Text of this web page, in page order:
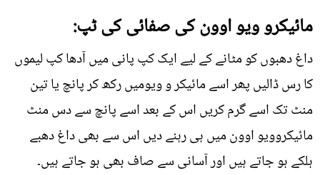
مائیکرو ویو اوون کی صفائی کی ٹپ:
داغ دھبوں کو مٹانے کے لیے ایک کپ پانی میں آدھا کپ لیموں
کا رس ڈالیں پھر اسے مائیکر و ویومیں رکھ کر پانچ یا تین
منٹ تک اسے گرم کریں اس کے بعد اسے پانچ سے دس منٹ
مائیکروویو اوون میں ہی رہنے دیں اس سے بھی داغ دھبے
ہلکے ہو جاتے ہیں اور آسانی سے صاف بھی ہو جاتے ہیں۔